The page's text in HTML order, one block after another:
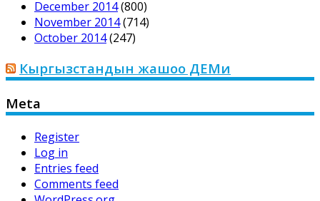
December 2014(800)
November 2014(714)
October 2014(247)
Кыргызстандын жашоо ДЕМи
Meta
Register
Log in
Entries feed
Comments feed